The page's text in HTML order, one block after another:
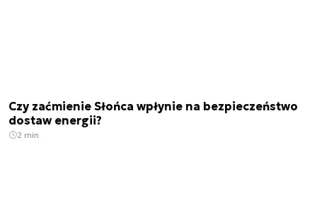
Czy zaćmienie Słońca wpłynie na bezpieczeństwo
dostaw energii?
2 min.